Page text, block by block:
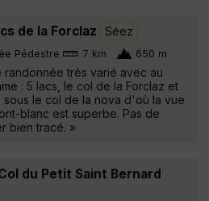
de la Forclaz Séez
Pédestre 7 km 650 m
randonnée très varié avec au
: 5 lacs, le col de la Forclaz et
sous le col de la nova d'où la vue
blanc est superbe. Pas de
bien tracé. »
du Petit Saint Bernard